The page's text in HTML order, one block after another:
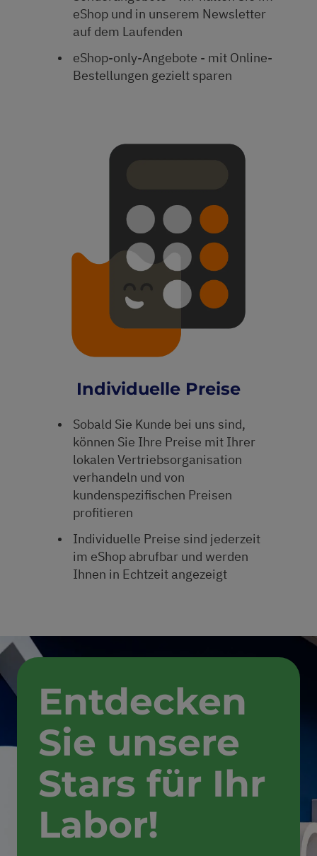
eShop und in unserem Newsletter
auf dem Laufenden
eShop-only-Angebote - mit Online-
Bestellungen gezielt sparen
Individuelle Preise
Sobald Sie Kunde bei uns sind,
können Sie Ihre Preise mit Ihrer
lokalen Vertriebsorganisation
verhandeln und von
kundenspezifischen Preisen
profitieren
Individuelle Preise sind jederzeit
im eShop abrufbar und werden
Ihnen in Echtzeit angezeigt
Entdecken
Sie unsere
Stars für Ihr
Labor!